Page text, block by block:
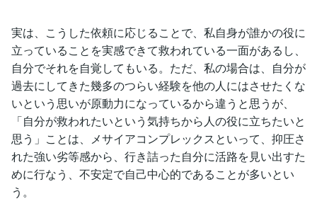
実は、こうした依頼に応じることで、私自身が誰かの役に
立っていることを実感できて救われている一面があるし、
自分でそれを自覚してもいる。ただ、私の場合は、自分が
過去にしてきた幾多のつらい経験を他の人にはさせたくな
いという思いが原動力になっているから違うと思うが、
「自分が救われたいという気持ちから人の役に立ちたいと
思う」ことは、メサイアコンプレックスといって、抑圧さ
れた強い劣等感から、行き詰った自分に活路を見い出すた
めに行なう、不安定で自己中心的であることが多いとい
う。